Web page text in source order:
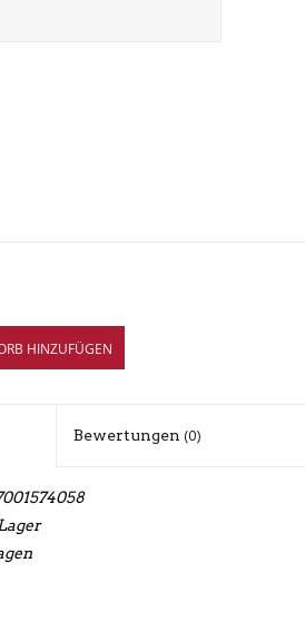
HINZUFÜGEN
Bewertungen (0)